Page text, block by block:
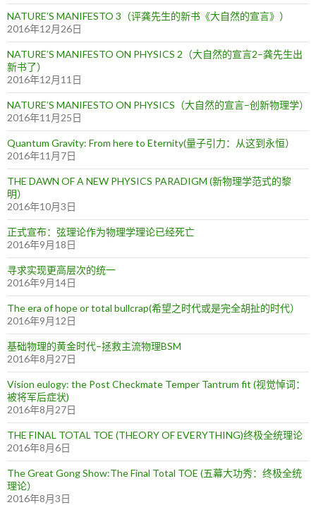
NATURE’S MANIFESTO 3（评龚先生的新书《大自然的宣言》）
2016年12月26日
NATURE’S MANIFESTO ON PHYSICS 2（大自然的宣言2–龚先生出
新书了）
2016年12月11日
NATURE’S MANIFESTO ON PHYSICS（大自然的宣言–创新物理学）
2016年11月25日
Quantum Gravity: From here to Eternity(量子引力：从这到永恒）
2016年11月7日
THE DAWN OF A NEW PHYSICS PARADIGM (新物理学范式的黎
明）
2016年10月3日
正式宣布：弦理论作为物理学理论已经死亡
2016年9月18日
寻求实现更高层次的统一
2016年9月14日
The era of hope or total bullcrap(希望之时代或是完全胡扯的时代）
2016年9月12日
基础物理的黄金时代–拯救主流物理BSM
2016年8月27日
Vision eulogy: the Post Checkmate Temper Tantrum fit (视觉悼词：
被将军后症状)
2016年8月27日
THE FINAL TOTAL TOE (THEORY OF EVERYTHING)终极全统理论
2016年8月6日
The Great Gong Show:The Final Total TOE (五幕大功秀：终极全统
理论）
2016年8月3日